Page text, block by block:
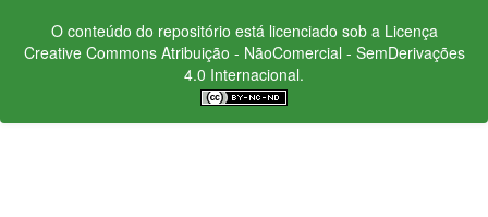
O conteúdo do repositório está licenciado sob a Licença
Creative CommonsAtribuição - NãoComercial - SemDerivações
4.0 Internacional.